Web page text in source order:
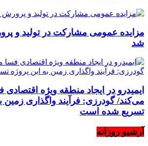
مزایده عمومی مشارکت در تولید و
شد
ایمیدرو در ایجاد منطقه ویژه
می‌کند/ گودرزی: فرآیند واگذاری زمین
تسریع شده است
آرشیو روزانه